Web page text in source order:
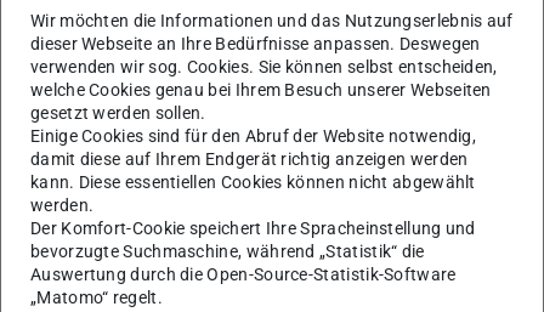
den Protonen und Neutronen, welche ihrerseits ebenfalls
Unterstrukturen haben (Quarks und Gluonen).
Die„starke Wechselwirkung“, eine der vier
fundamentalen Wechselwirkungen in der Natur, resultiert
in einer„Kernkraft“, dieKerne als gebundene
Vielteilchensystemeaus Nukleonen verursacht.
Allerdings ist man bei schweren Kernen darauf
angewiesen, deren Struktur mit phänomenologischen,
also an die Beobachtung von Eigenschaften bekannter
Wir möchten die Informationen und das Nutzungserlebnis auf
dieser Webseite an Ihre Bedürfnisse anpassen. Deswegen
verwenden wir sog. Cookies. Sie können selbst entscheiden,
welche Cookies genau bei Ihrem Besuch unserer Webseiten
gesetzt werden sollen.
Einige Cookies sind für den Abruf der Website notwendig,
damit diese auf Ihrem Endgerät richtig anzeigen werden
kann. Diese essentiellen Cookies können nicht abgewählt
werden.
Der Komfort-Cookie speichert Ihre Spracheinstellung und
bevorzugte Suchmaschine, während „Statistik“ die
Auswertung durch die Open-Source-Statistik-Software
„Matomo“ regelt.